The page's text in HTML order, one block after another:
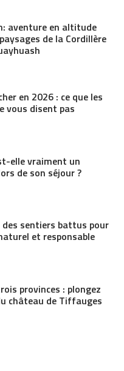
aventure en altitude
de la Cordillère
en 2026 : ce que les
vous disent pas
elle vraiment un
de son séjour ?
des sentiers battus pour
et responsable
provinces : plongez
château de Tiffauges